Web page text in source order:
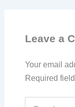
Leave a
Your email
Required